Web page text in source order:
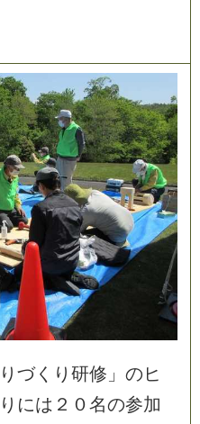
り づく り 研修 」 の ヒ
り には ２ ０名の参加